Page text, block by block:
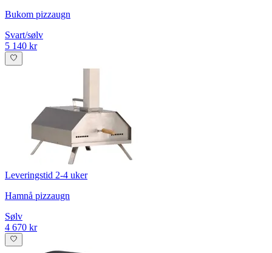
Bukom pizzaugn
Svart/sølv
5 140 kr
Leveringstid 2-4 uker
Hamnå pizzaugn
Sølv
4 670 kr